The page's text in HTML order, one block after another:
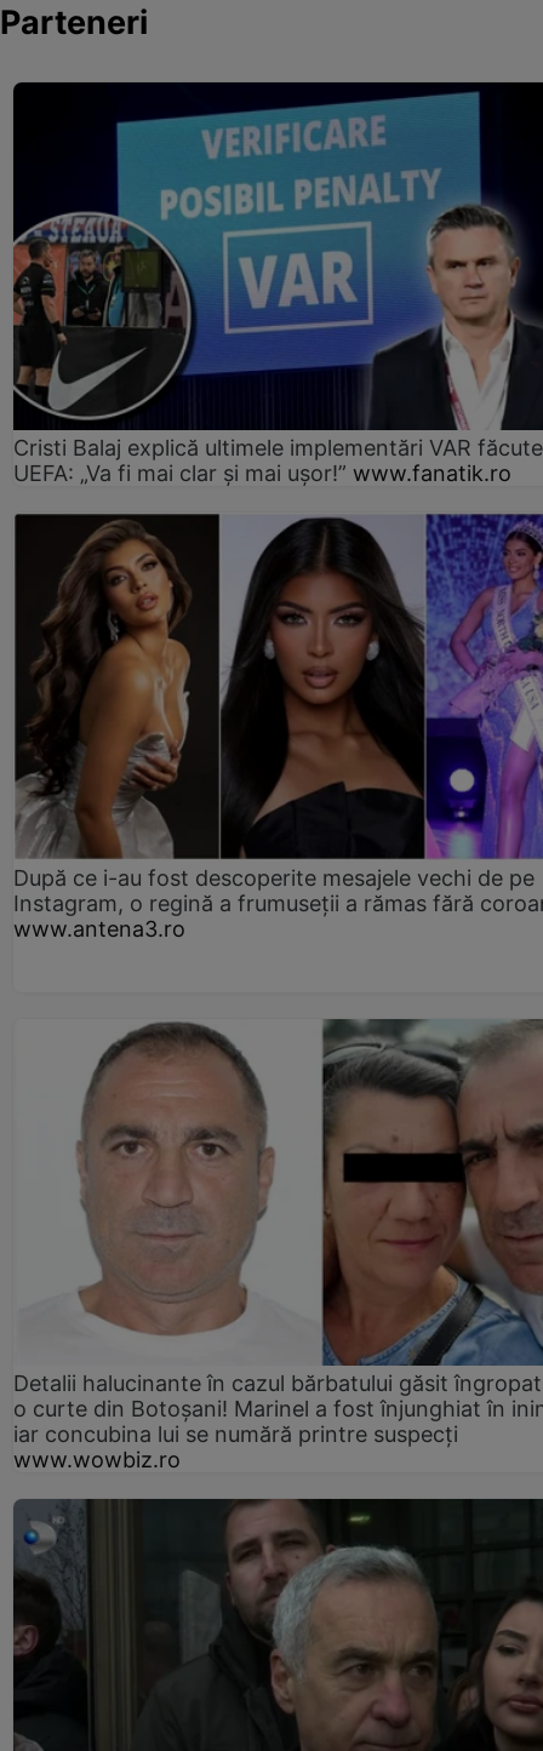
Parteneri
Cristi Balaj explică ultimele implementări VAR
UEFA: „Va fi mai clar și mai ușor!” www.fanatik.ro
După ce i-au fost descoperite mesajele vechi de pe
Instagram, o regină a frumuseții a rămas fără
www.antena3.ro
Detalii halucinante în cazul bărbatului găsit
o curte din Botoșani! Marinel a fost înjunghiat în
iar concubina lui se numără printre suspecți
www.wowbiz.ro